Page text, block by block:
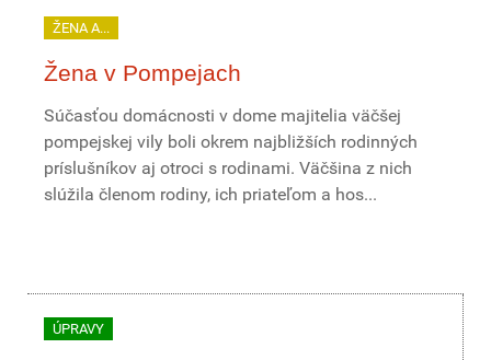
ŽENA A...
Žena v Pompejach
Súčasťou domácnosti v dome majitelia väčšej
pompejskej vily boli okrem najbližších rodinných
príslušníkov aj otroci s rodinami. Väčšina z nich
slúžila členom rodiny, ich priateľom a hos...
ÚPRAVY